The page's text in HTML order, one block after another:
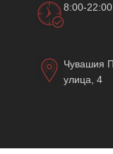
8:00-
Чувашия
улица, 4